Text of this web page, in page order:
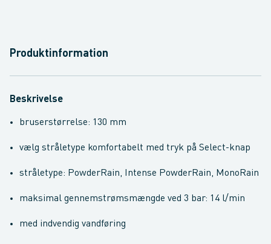
Produktinformation
Beskrivelse
bruserstørrelse: 130 mm
vælg stråletype komfortabelt med tryk på Select-knap
stråletype: PowderRain, Intense PowderRain, MonoRain
maksimal gennemstrømsmængde ved 3 bar: 14 l/min
med indvendig vandføring